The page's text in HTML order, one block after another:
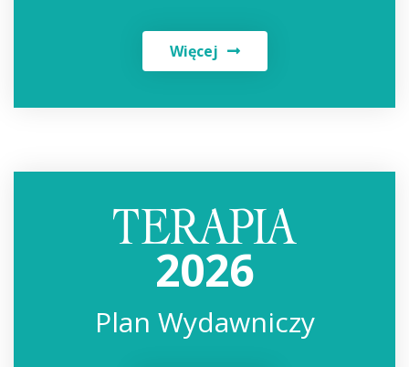
Więcej
2026
Plan Wydawniczy